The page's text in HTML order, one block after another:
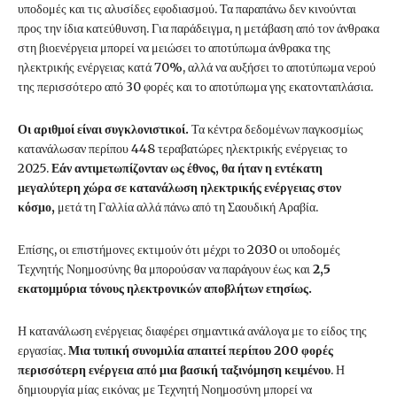
υποδομές και τις αλυσίδες εφοδιασμού. Τα παραπάνω δεν κινούνται
προς την ίδια κατεύθυνση. Για παράδειγμα, η μετάβαση από τον άνθρακα
στη βιοενέργεια μπορεί να μειώσει το αποτύπωμα άνθρακα της
ηλεκτρικής ενέργειας κατά 70%, αλλά να αυξήσει το αποτύπωμα νερού
της περισσότερο από 30 φορές και το αποτύπωμα γης εκατονταπλάσια.
Οι αριθμοί είναι συγκλονιστικοί. Τα κέντρα δεδομένων παγκοσμίως
κατανάλωσαν περίπου 448 τεραβατώρες ηλεκτρικής ενέργειας το
2025.Εάν αντιμετωπίζονταν ως έθνος, θα ήταν η εντέκατη
μεγαλύτερη χώρα σε κατανάλωση ηλεκτρικής ενέργειας στον
κόσμο, μετά τη Γαλλία αλλά πάνω από τη Σαουδική Αραβία.
Επίσης, οι επιστήμονες εκτιμούν ότι μέχρι το 2030 οι υποδομές
Τεχνητής Νοημοσύνης θα μπορούσαν να παράγουν έως και2,5
εκατομμύρια τόνους ηλεκτρονικών αποβλήτων ετησίως.
Η κατανάλωση ενέργειας διαφέρει σημαντικά ανάλογα με το είδος της
εργασίας.Μια τυπική συνομιλία απαιτεί περίπου 200 φορές
περισσότερη ενέργεια από μια βασική ταξινόμηση κειμένου. Η
δημιουργία μίας εικόνας με Τεχνητή Νοημοσύνη μπορεί να